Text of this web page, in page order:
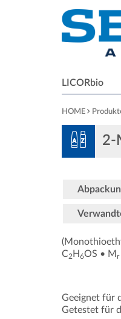
LICORbio
HOME
2-
C2 H6OS • M r
Geeignet für
Getestet für